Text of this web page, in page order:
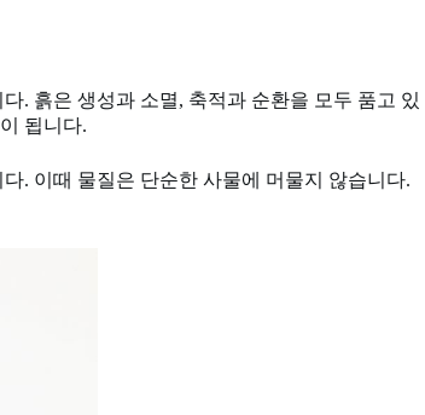
. 흙은 생성과 소멸, 축적과 순환을 모두 품고 있
됩니다.
. 이때 물질은 단순한 사물에 머물지 않습니다.